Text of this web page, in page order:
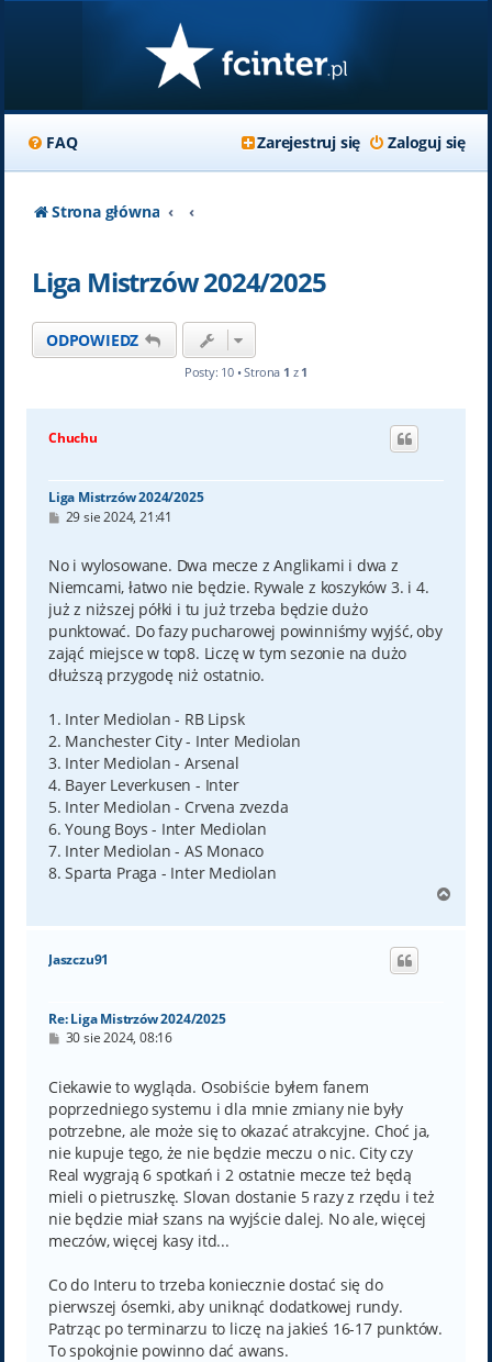
FAQ Zaloguj się
Zarejestruj się
Strona główna
Liga Mistrzów 2024/2025
ODPOWIEDZ
Posty: 10 • Strona 1 z 1
Chuchu
Liga Mistrzów 2024/2025
P
t
29 sie 2024, 21:41
No i wylosowane. Dwa mecze z Anglikami i dwa z
Niemcami, łatwo nie będzie. Rywale z koszyków 3. i 4.
już z niższej półki i tu już trzeba będzie dużo
punktować. Do fazy pucharowej powinniśmy wyjść, oby
zająć miejsce w top8. Liczę w tym sezonie na dużo
dłuższą przygodę niż ostatnio.
1. Inter Mediolan - RB Lipsk
2. Manchester City - Inter Mediolan
3. Inter Mediolan - Arsenal
4. Bayer Leverkusen - Inter
5. Inter Mediolan - Crvena zvezda
6. Young Boys - Inter Mediolan
7. Inter Mediolan - AS Monaco
8. Sparta Praga - Inter Mediolan
g
Jaszczu91
Re: Liga Mistrzów 2024/2025
P
t
30 sie 2024, 08:16
Ciekawie to wygląda. Osobiście byłem fanem
poprzedniego systemu i dla mnie zmiany nie były
potrzebne, ale może się to okazać atrakcyjne. Choć ja,
nie kupuje tego, że nie będzie meczu o nic. City czy
Real wygrają 6 spotkań i 2 ostatnie mecze też będą
mieli o pietruszkę. Slovan dostanie 5 razy z rzędu i też
nie będzie miał szans na wyjście dalej. No ale, więcej
meczów, więcej kasy itd...
Co do Interu to trzeba koniecznie dostać się do
pierwszej ósemki, aby uniknąć dodatkowej rundy.
Patrząc po terminarzu to liczę na jakieś 16-17 punktów.
To spokojnie powinno dać awans.